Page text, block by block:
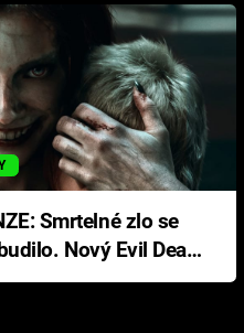
Nový Evil Dead
neodolatelnou